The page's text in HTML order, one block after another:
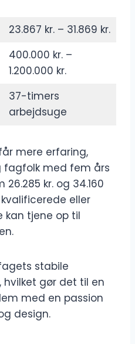
23.867 kr. – 31.869 kr.
400.000 kr. –
1.200.000 kr.
37-timers
arbejdsuge
mere erfaring,
fagfolk med fem års
kr. og 34.160
eller
kan tjene op til
stabile
gør det til en
med en passion
design.